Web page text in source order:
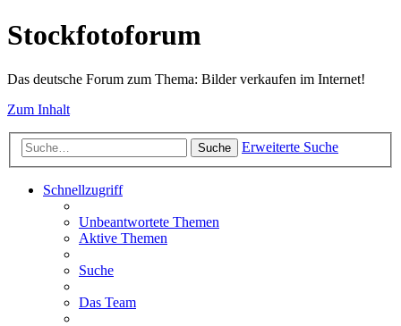
Stockfotoforum
Das deutsche Forum zum Thema: Bilder verkaufen im Internet!
Zum Inhalt
Suche Erweiterte Suche
Schnellzugriff
Unbeantwortete Themen
Aktive Themen
Suche
Das Team